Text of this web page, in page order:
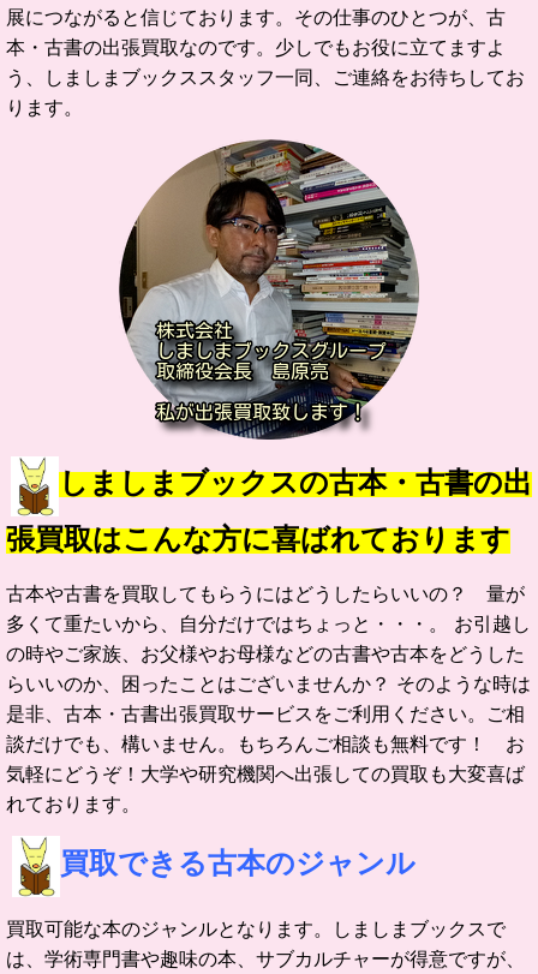
展につながると信じております。 その仕事のひとつが、古
本・古書の出張買取なのです。 少しでもお役に立てますよ
う、しましまブックススタッフ一同、ご連絡をお待ちしてお
ります。
しましまブックスの古本・古書の出
張買取はこんな方に喜ばれております
古本や古書を買取してもらうにはどうしたらいいの？ 量が
多くて重たいから、自分だけではちょっと・・・。 お引越し
の時やご家族、お父様やお母様などの古書や古本をどうした
らいいのか、困ったことはございませんか？ そのような時は
是非、古本・古書出張買取サービスをご利用ください。ご相
談だけでも、構いません。もちろんご相談も無料です！ お
気軽にどうぞ！大学や研究機関へ出張しての買取も大変喜ば
れております。
買取できる古本のジャンル
買取可能な本のジャンルとなります。しましまブックスで
は、学術専門書や趣味の本、サブカルチャーが得意ですが、